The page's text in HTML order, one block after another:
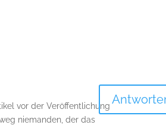
vor der Veröffentlichung
niemanden, der das